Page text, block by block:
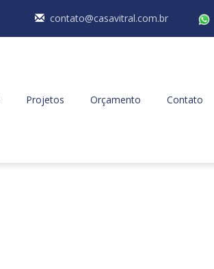
contato@casavitral.com.br
Projetos Orçamento Contato